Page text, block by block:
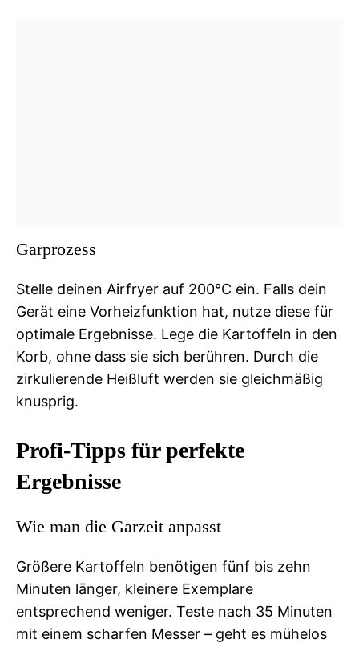
Garprozess
Stelle deinen Airfryer auf 200°C ein. Falls dein
Gerät eine Vorheizfunktion hat, nutze diese für
optimale Ergebnisse. Lege die Kartoffeln in den
Korb, ohne dass sie sich berühren. Durch die
zirkulierende Heißluft werden sie gleichmäßig
knusprig.
Profi-Tipps für perfekte
Ergebnisse
Wie man die Garzeit anpasst
Größere Kartoffeln benötigen fünf bis zehn
Minuten länger, kleinere Exemplare
entsprechend weniger. Teste nach 35 Minuten
mit einem scharfen Messer – geht es mühelos